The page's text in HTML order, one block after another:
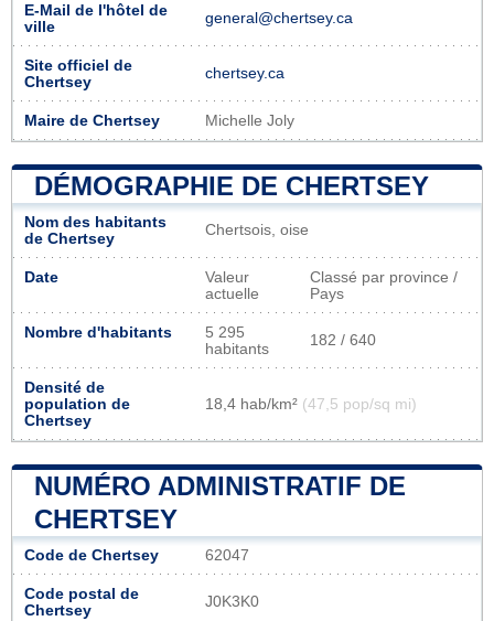
E-Mail de l'hôtel de
ville
general@chertsey.ca
Site officiel de
Chertsey
chertsey.ca
Maire de Chertsey Michelle Joly
DÉMOGRAPHIE DE CHERTSEY
Nom des habitants
de Chertsey
Chertsois, oise
Date
Valeur
actuelle
Classé par province /
Pays
Nombre d'habitants
5 295
habitants
182 / 640
Densité de
population de
Chertsey
18,4 hab/km² (47,5 pop/sq mi)
NUMÉRO ADMINISTRATIF DE
CHERTSEY
Code de Chertsey 62047
Code postal de
Chertsey
J0K3K0